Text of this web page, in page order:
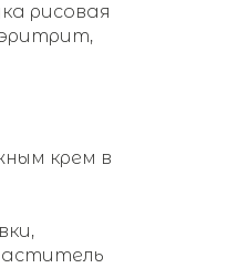
рисовая
крем в